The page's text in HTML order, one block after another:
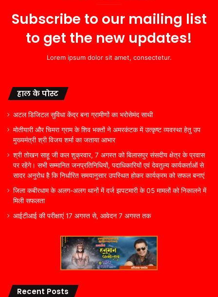
Subscribe to our mailing list
to get the new updates!
Lorem ipsum dolor sit amet, consectetur.
हाल के पोस्ट
अटल डिजिटल सुविधा केंद्र बना ग्रामीणों का भरोसेमंद साथी
मोतीयारी और चिमरा ग्राम के शिव भक्तों ने अमरकंटक में उत्कृष्ट व्यवस्था हेतु उप
मुख्यमंत्री श्री विजय शर्मा का जताया आभार
श्री तोखन साहू जी कल शुक्रवार, 7 अगस्त को बिलासपुर संसदीय क्षेत्र के प्रवास
पर रहेंगे। सभी सम्मानित जनप्रतिनिधियों, पदाधिकारियों एवं देवतुल्य कार्यकर्ताओं से
सादर अनुरोध है कि निर्धारित समयानुसार उपस्थित होकर कार्यक्रम को सफल बनाएं
जिला कबीरधाम के अलग-अलग थानों में दर्ज झपटमारी के 05 मामलों को निकालने में
मिली सफलता
आईटीआई की परीक्षाएं 17 अगस्त से, आवेदन 7 अगस्त तक
Recent Posts